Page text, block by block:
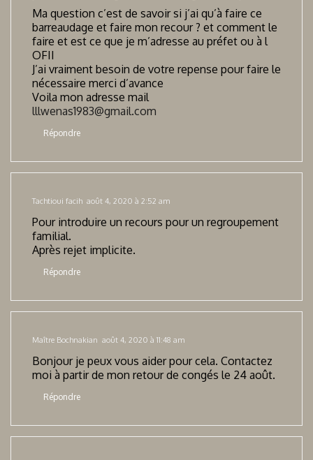
Ma question c’est de savoir si j’ai qu’à faire ce
barreaudage et faire mon recour ? et comment le
faire et est ce que je m’adresse au préfet ou à l
OFII
J’ai vraiment besoin de votre repense pour faire le
nécessaire merci d’avance
Voila mon adresse mail
lllwenas1983@gmail.com
Répondre
Tachtioui facih août 4, 2020 à 2:52 am
Pour introduire un recours pour un regroupement
familial.
Après rejet implicite.
Répondre
Maître Bochnakian août 4, 2020 à 11:48 am
Bonjour je peux vous aider pour cela. Contactez
moi à partir de mon retour de congés le 24 août.
Répondre